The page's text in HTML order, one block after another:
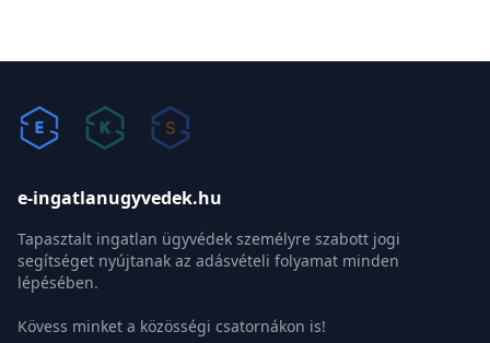
e-ingatlanugyvedek.hu
Tapasztalt ingatlan ügyvédek személyre szabott jogi
segítséget nyújtanak az adásvételi folyamat minden
lépésében.
Kövess minket a közösségi csatornákon is!